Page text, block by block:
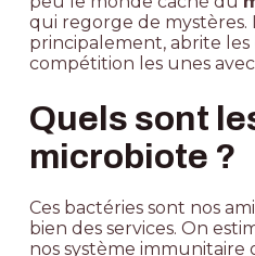
qui regorge de mystères.
principalement, abrite
compétition les unes
Quels sont
microbiote ?
Ces bactéries sont nos
bien des services. On
nos système immunitaire